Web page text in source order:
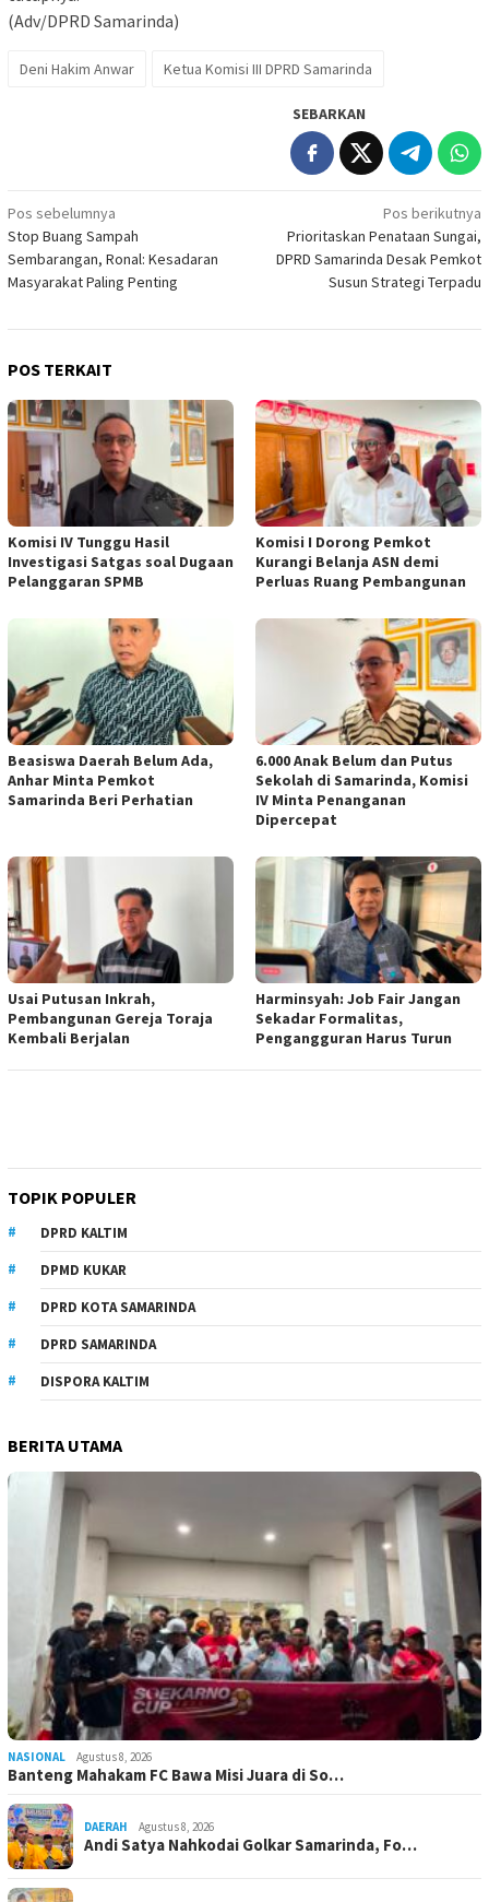
(Adv/DPRD Samarinda)
Deni Hakim Anwar Ketua Komisi III DPRD Samarinda
SEBARKAN
Navigasi
pos
Pos sebelumnya
Stop Buang Sampah
Sembarangan, Ronal: Kesadaran
Masyarakat Paling Penting
Pos berikutnya
Prioritaskan Penataan Sungai,
DPRD Samarinda Desak Pemkot
Susun Strategi Terpadu
POS TERKAIT
Komisi IV Tunggu Hasil
Investigasi Satgas soal Dugaan
Pelanggaran SPMB
Komisi I Dorong Pemkot
Kurangi Belanja ASN demi
Perluas Ruang Pembangunan
Beasiswa Daerah Belum Ada,
Anhar Minta Pemkot
Samarinda Beri Perhatian
6.000 Anak Belum dan Putus
Sekolah di Samarinda, Komisi
IV Minta Penanganan
Dipercepat
Usai Putusan Inkrah,
Pembangunan Gereja Toraja
Kembali Berjalan
Harminsyah: Job Fair Jangan
Sekadar Formalitas,
Pengangguran Harus Turun
TOPIK POPULER
DPRD KALTIM
DPMD KUKAR
DPRD KOTA SAMARINDA
DPRD SAMARINDA
DISPORA KALTIM
BERITA UTAMA
NASIONAL Agustus 8, 2026
Banteng Mahakam FC Bawa Misi Juara di So…
DAERAH Agustus 8, 2026
Andi Satya Nahkodai Golkar Samarinda, Fo…